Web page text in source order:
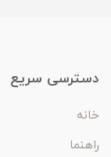
دسترسی سریع
خانه
راهنما